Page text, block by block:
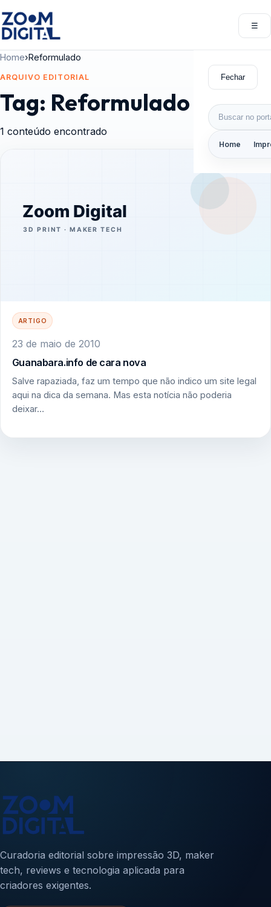
☰
Fechar
Buscar por:
Home
Home›Reformulado
ARQUIVO EDITORIAL
Tag: Reformulado
1 conteúdo encontrado
ARTIGO
23 de maio de 2010
Guanabara.info de cara nova
Salve rapaziada, faz um tempo que não indico um site legal
aqui na dica da semana. Mas esta notícia não poderia
deixar…
Curadoria editorial sobre impressão 3D, maker
tech, reviews e tecnologia aplicada para
criadores exigentes.